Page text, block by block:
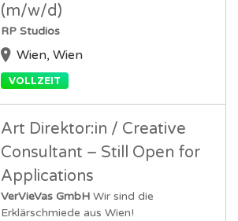
(m/w/d)
RP Studios
Wien, Wien
VOLLZEIT
Art Direktor:in / Creative
Consultant – Still Open for
Applications
VerVieVas GmbH Wir sind die
Erklärschmiede aus Wien!